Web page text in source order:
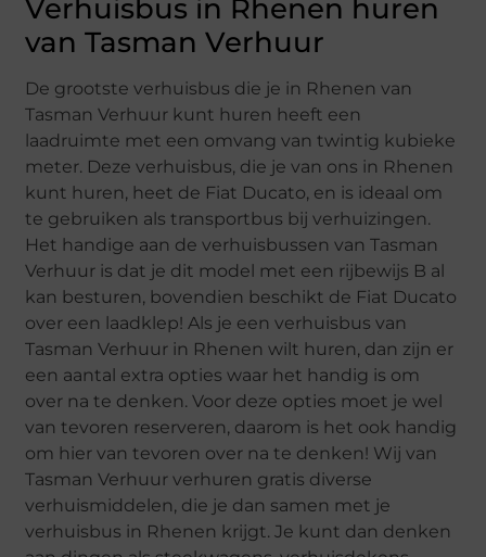
Verhuisbus in Rhenen huren
van Tasman Verhuur
De grootste verhuisbus die je in Rhenen van
Tasman Verhuur kunt huren heeft een
laadruimte met een omvang van twintig kubieke
meter. Deze verhuisbus, die je van ons in Rhenen
kunt huren, heet de Fiat Ducato, en is ideaal om
te gebruiken als transportbus bij verhuizingen.
Het handige aan de verhuisbussen van Tasman
Verhuur is dat je dit model met een rijbewijs B al
kan besturen, bovendien beschikt de Fiat Ducato
over een laadklep! Als je een verhuisbus van
Tasman Verhuur in Rhenen wilt huren, dan zijn er
een aantal extra opties waar het handig is om
over na te denken. Voor deze opties moet je wel
van tevoren reserveren, daarom is het ook handig
om hier van tevoren over na te denken! Wij van
Tasman Verhuur verhuren gratis diverse
verhuismiddelen, die je dan samen met je
verhuisbus in Rhenen krijgt. Je kunt dan denken